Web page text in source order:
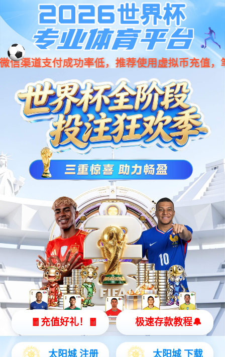
...
Previous
智能硬件
聚焦AIoT领域务实创新，打造风险感知/边缘全域产品...